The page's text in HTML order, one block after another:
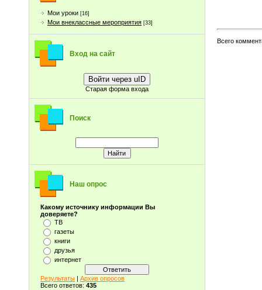
Мои уроки [16]
Мои внеклассные мероприятия [33]
Вход на сайт
Войти через uID
Старая форма входа
Поиск
Наш опрос
Какому источнику информации Вы
доверяете?
ТВ
газеты
книги
друзья
интернет
Результаты | Архив опросов
Всего ответов: 435
Всего